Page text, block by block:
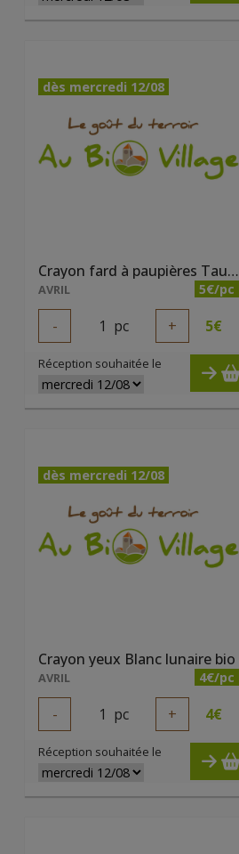
dès mercredi 12/08
Crayon fard à paupières Taupe nacré bio
AVRIL 5€/pc
- 1 pc + 5€
Réception souhaitée le
dès mercredi 12/08
Crayon yeux Blanc lunaire bio
AVRIL 4€/pc
- 1 pc + 4€
Réception souhaitée le